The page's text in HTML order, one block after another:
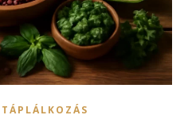
TÁPLÁLKOZÁS